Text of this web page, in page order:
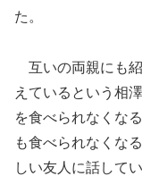
た。
互いの両親にも
えているという相
を食べられなくな
も食べられなくな
しい友人に話して